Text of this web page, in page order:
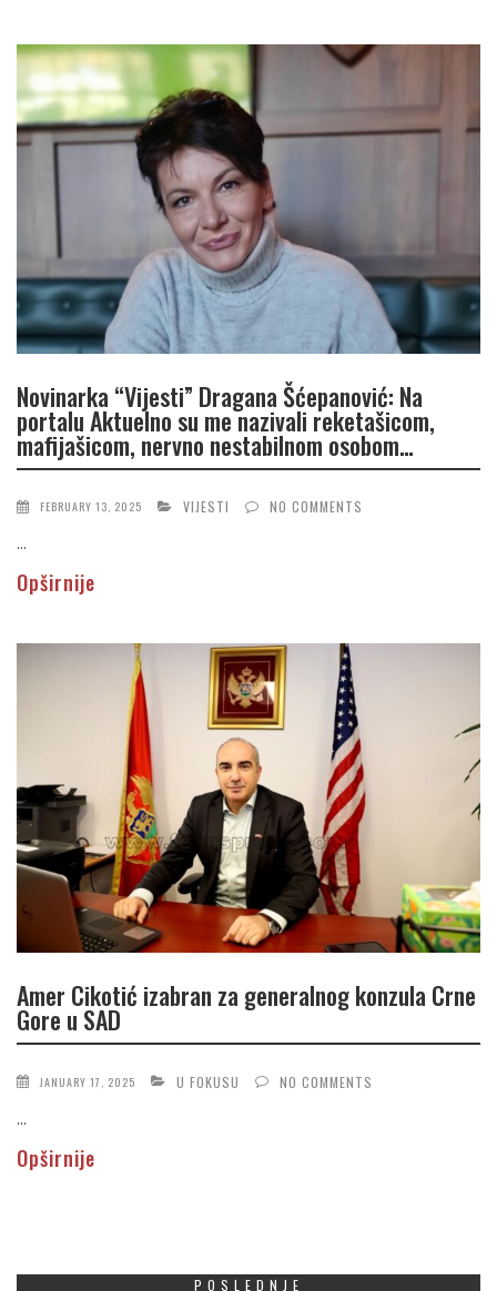
Novinarka “Vijesti” Dragana Šćepanović: Na
portalu Aktuelno su me nazivali reketašicom,
mafijašicom, nervno nestabilnom osobom…
FEBRUARY 13, 2025 VIJESTI NO COMMENTS
...
Opširnije
Amer Cikotić izabran za generalnog konzula Crne
Gore u SAD
JANUARY 17, 2025 U FOKUSU NO COMMENTS
...
Opširnije
POSLEDNJE